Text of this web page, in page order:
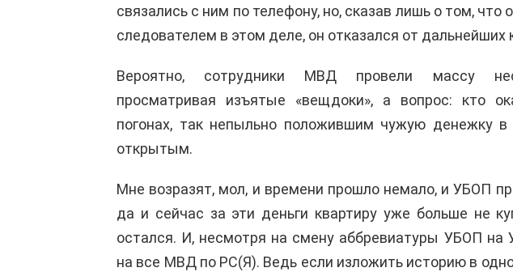
связались с ним по телефону, но, сказав лишь о том,
следователем в этом деле, он отказался от дальнейших
Вероятно, сотрудники МВД провели массу
просматривая изъятые «вещдоки», а вопрос: кто
погонах, так непыльно положившим чужую денежку
открытым.
Мне возразят, мол, и времени прошло немало, и УБОП
да и сейчас за эти деньги квартиру уже больше не
остался. И, несмотря на смену аббревиатуры УБОП на
на все МВД по РС(Я). Ведь если изложить историю в